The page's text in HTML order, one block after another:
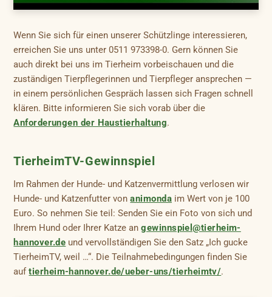
Wenn Sie sich für einen unserer Schützlinge interessieren,
erreichen Sie uns unter 0511 973398-0. Gern können Sie
auch direkt bei uns im Tierheim vorbeischauen und die
zuständigen Tierpflegerinnen und Tierpfleger ansprechen —
in einem persönlichen Gespräch lassen sich Fragen schnell
klären. Bitte informieren Sie sich vorab über die
Anforderungen der Haustierhaltung.
TierheimTV-Gewinnspiel
Im Rahmen der Hunde- und Katzenvermittlung verlosen wir
Hunde- und Katzenfutter vonanimonda im Wert von je 100
Euro. So nehmen Sie teil: Senden Sie ein Foto von sich und
Ihrem Hund oder Ihrer Katze angewinnspiel@tierheim-
hannover.de und vervollständigen Sie den Satz „Ich gucke
TierheimTV, weil …“. Die Teilnahmebedingungen finden Sie
auftierheim-hannover.de/ueber-uns/tierheimtv/.